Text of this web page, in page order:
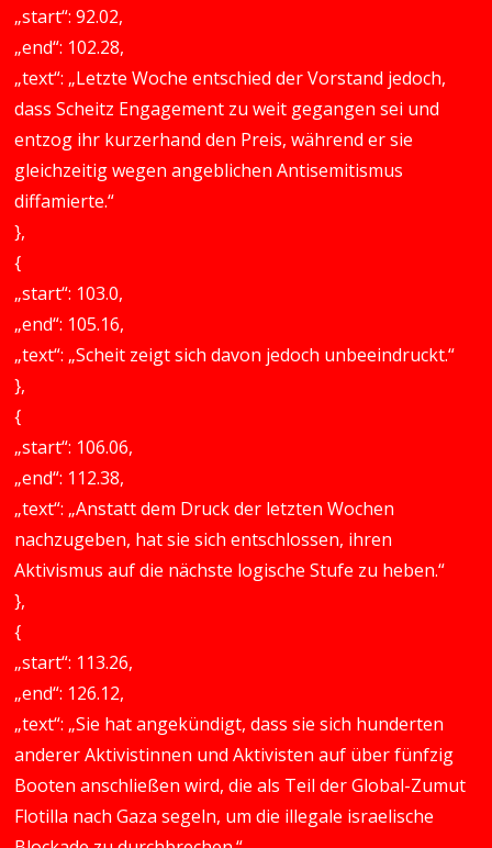
„start“: 92.02,
„end“: 102.28,
„text“: „Letzte Woche entschied der Vorstand jedoch,
dass Scheitz Engagement zu weit gegangen sei und
entzog ihr kurzerhand den Preis, während er sie
gleichzeitig wegen angeblichen Antisemitismus
diffamierte.“
},
{
„start“: 103.0,
„end“: 105.16,
„text“: „Scheit zeigt sich davon jedoch unbeeindruckt.“
},
{
„start“: 106.06,
„end“: 112.38,
„text“: „Anstatt dem Druck der letzten Wochen
nachzugeben, hat sie sich entschlossen, ihren
Aktivismus auf die nächste logische Stufe zu heben.“
},
{
„start“: 113.26,
„end“: 126.12,
„text“: „Sie hat angekündigt, dass sie sich hunderten
anderer Aktivistinnen und Aktivisten auf über fünfzig
Booten anschließen wird, die als Teil der Global-Zumut
Flotilla nach Gaza segeln, um die illegale israelische